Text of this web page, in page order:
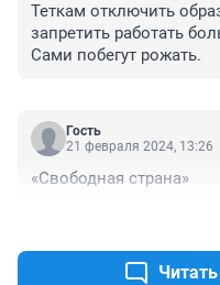
Теткам отключить
запретить работать
Сами побегут рожать.
Гость
21 февраля 2024, 13:26
«Свободная страна»